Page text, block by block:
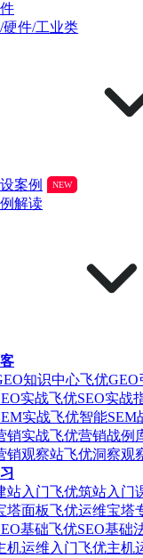
硬件/工业类
案例
NEW
解读
知识中心飞优GEO
实战飞优SEO实战
实战飞优智能SEM
销实战飞优营销战例
销观察站飞优洞察观
站入门飞优筑站入门
塔面板飞优运维宝塔
基础飞优SEO基础
机运维入门飞优主机